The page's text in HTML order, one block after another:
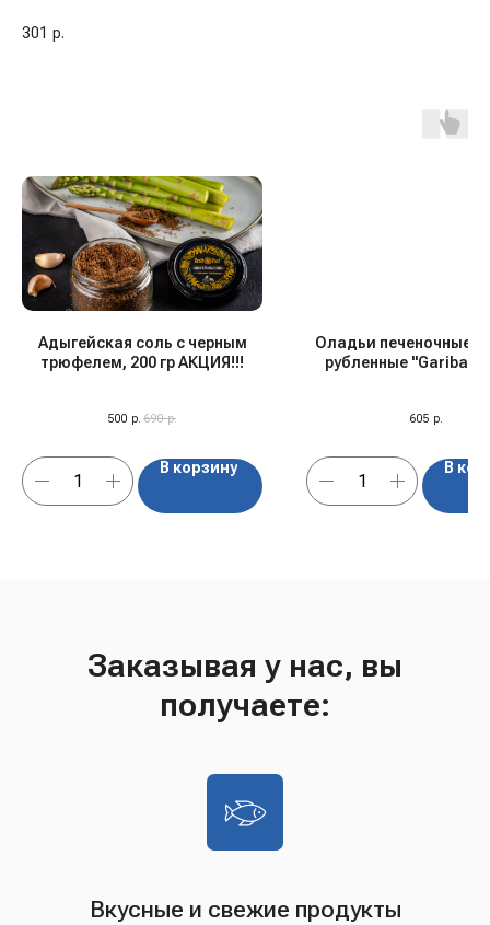
301 р.
Адыгейская соль с черным
трюфелем, 200 гр АКЦИЯ!!!
500 р. 690 р.
В корзину
Оладьи печеночные
рубленные
605 р.
В
Заказывая у нас, вы
получаете:
Вкусные и свежие продукты